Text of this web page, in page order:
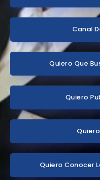
Canal
Quiero Que
Quiero
Quiero Conocer